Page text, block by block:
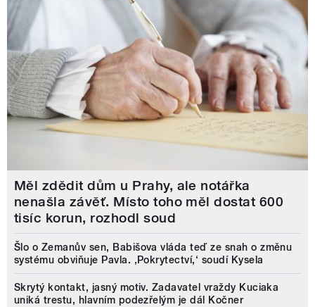
Měl zdědit dům u Prahy, ale notářka
nenašla závěť. Místo toho měl dostat 600
tisíc korun, rozhodl soud
Šlo o Zemanův sen, Babišova vláda teď ze snah o změnu
systému obviňuje Pavla. ‚Pokrytectví,‘ soudí Kysela
Skrytý kontakt, jasný motiv. Zadavatel vraždy Kuciaka
uniká trestu, hlavním podezřelým je dál Kočner